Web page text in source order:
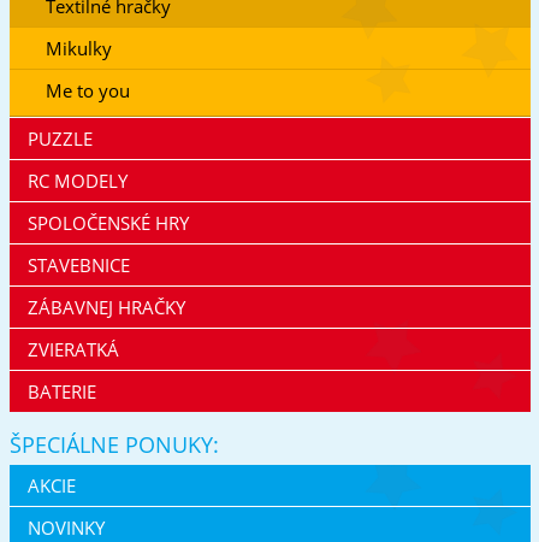
Textilné hračky
Mikulky
Me to you
PUZZLE
RC MODELY
SPOLOČENSKÉ HRY
STAVEBNICE
ZÁBAVNEJ HRAČKY
ZVIERATKÁ
BATERIE
ŠPECIÁLNE PONUKY:
AKCIE
NOVINKY